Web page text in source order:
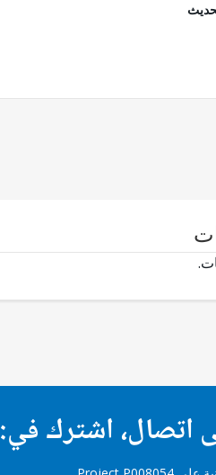
اتصال، اشترك في: